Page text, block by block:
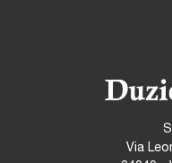
Via